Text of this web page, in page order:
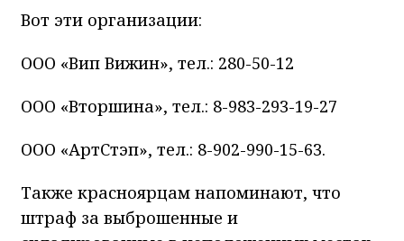
Вот эти организации:
ООО «Вип Вижин», тел.: 280-50-12
ООО «Вторшина», тел.: 8-983-293-19-27
ООО «АртСтэп», тел.: 8-902-990-15-63.
Также красноярцам напоминают, что
штраф за выброшенные и